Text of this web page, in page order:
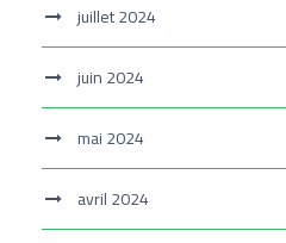
juillet 2024
juin 2024
mai 2024
avril 2024